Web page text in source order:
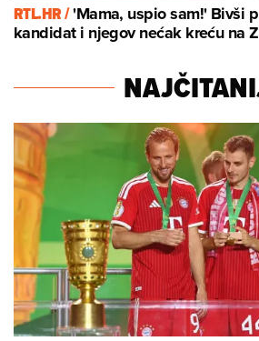
RTL.HR /'Mama, uspio sam!' Bivši
kandidat i njegov nećak kreću na